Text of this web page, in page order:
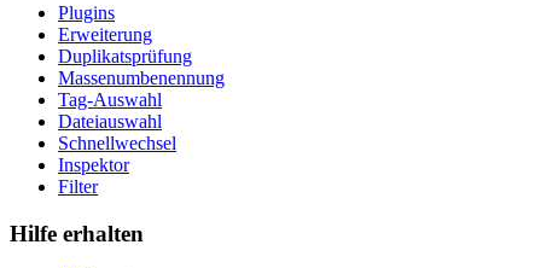
Plugins
Erweiterung
Duplikatsprüfung
Massenumbenennung
Tag-Auswahl
Dateiauswahl
Schnellwechsel
Inspektor
Filter
Hilfe erhalten